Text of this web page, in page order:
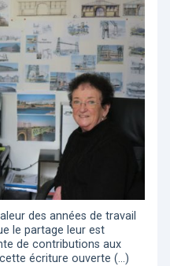
des années de travail
le partage leur est
de contributions aux
écriture ouverte (…)